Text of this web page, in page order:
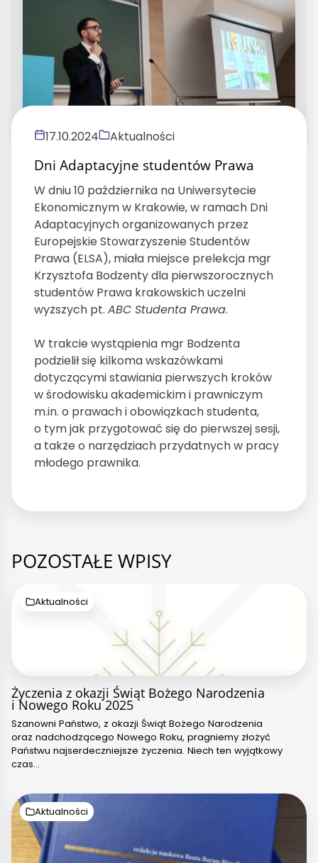
Dni Adaptacyjne studentów Prawa
17.10.2024 Aktualności
W dniu 10 października na Uniwersytecie
Ekonomicznym w Krakowie, w ramach Dni
Adaptacyjnych organizowanych przez
Europejskie Stowarzyszenie Studentów
Prawa (ELSA), miała miejsce prelekcja mgr
Krzysztofa Bodzenty dla pierwszorocznych
studentów Prawa krakowskich uczelni
wyższych pt. ABC Studenta Prawa.
W trakcie wystąpienia mgr Bodzenta
podzielił się kilkoma wskazówkami
dotyczącymi stawiania pierwszych kroków
w środowisku akademickim i prawniczym
m.in. o prawach i obowiązkach studenta,
o tym jak przygotować się do pierwszej sesji,
a także o narzędziach przydatnych w pracy
młodego prawnika.
POZOSTAŁE WPISY
Życzenia z okazji Świąt Bożego Narodzenia
i Nowego Roku 2025
Szanowni Państwo, z okazji Świąt Bożego Narodzenia
oraz nadchodzącego Nowego Roku, pragniemy złożyć
Państwu najserdeczniejsze życzenia. Niech ten wyjątkowy
czas…
Aktualności
Aktualności